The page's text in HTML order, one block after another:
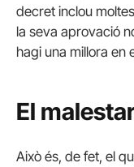
decret inclou
la seva aprovació
hagi una millora en
El
Això és, de fet, el